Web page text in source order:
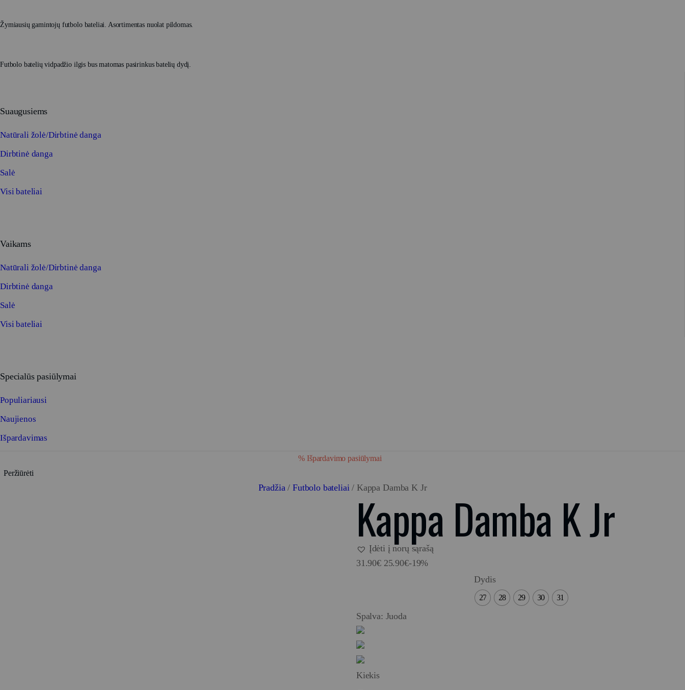
Žymiausių gamintojų futbolo bateliai. Asortimentas nuolat pildomas.
Futbolo batelių vidpadžio ilgis bus matomas pasirinkus batelių dydį.
Suaugusiems
Natūrali žolė/Dirbtinė danga
Dirbtinė danga
Salė
Visi bateliai
Vaikams
Natūrali žolė/Dirbtinė danga
Dirbtinė danga
Salė
Visi bateliai
Specialūs pasiūlymai
Populiariausi
Naujienos
Išpardavimas
% Išpardavimo pasiūlymai
Peržiūrėti
Pradžia/ Futbolo bateliai/ Kappa Damba K Jr
Kappa Damba K Jr
Įdėti į norų sąrašą
31.90€ 25.90€-19%
Dydis
27 28 29 30 31
Spalva: Juoda
Kiekis